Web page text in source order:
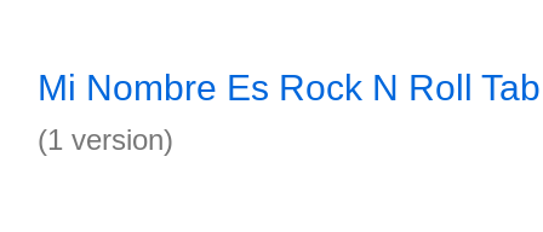
Mi Nombre Es Rock N Roll Tab
(1 version)